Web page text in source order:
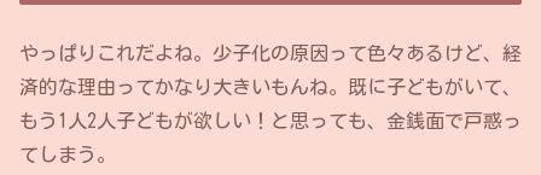
やっぱりこれだよね。少子化の原因って色々あるけど、経
済的な理由ってかなり大きいもんね。既に子どもがいて、
もう1人2人子どもが欲しい！と思っても、金銭面で戸惑っ
てしまう。